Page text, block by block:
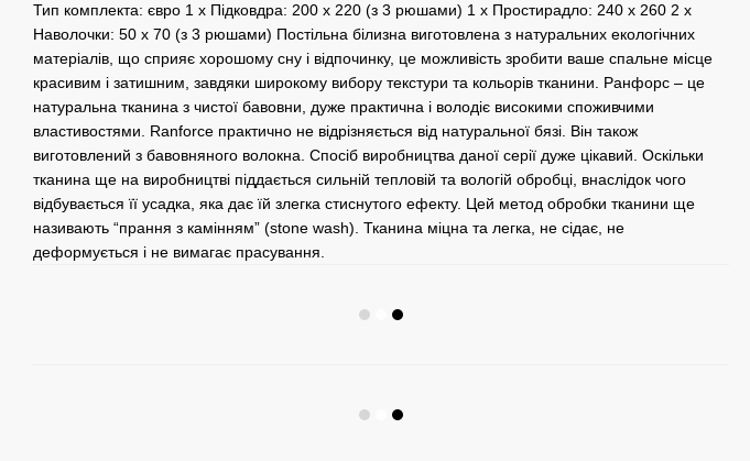
Тип комплекта: євро 1 х Підковдра: 200 х 220 (з 3 рюшами) 1 х Простирадло: 240 х 260 2 х
Наволочки: 50 х 70 (з 3 рюшами) Постільна білизна виготовлена ​​з натуральних екологічних
матеріалів, що сприяє хорошому сну і відпочинку, це можливість зробити ваше спальне місце
красивим і затишним, завдяки широкому вибору текстури та кольорів тканини. Ранфорс – це
натуральна тканина з чистої бавовни, дуже практична і володіє високими споживчими
властивостями. Ranforce практично не відрізняється від натуральної бязі. Він також
виготовлений з бавовняного волокна. Спосіб виробництва даної серії дуже цікавий. Оскільки
тканина ще на виробництві піддається сильній тепловій та вологій обробці, внаслідок чого
відбувається її усадка, яка дає їй злегка стиснутого ефекту. Цей метод обробки тканини ще
називають “прання з камінням” (stone wash). Тканина міцна та легка, не сідає, не
деформується і не вимагає прасування.